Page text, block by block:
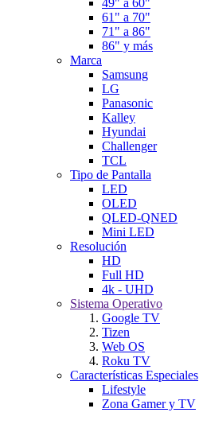
49" a 60"
61" a 70"
71" a 86"
86" y más
Marca
Samsung
LG
Panasonic
Kalley
Hyundai
Challenger
TCL
Tipo de Pantalla
LED
OLED
QLED-QNED
Mini LED
Resolución
HD
Full HD
4k - UHD
Sistema Operativo
Google TV
Tizen
Web OS
Roku TV
Características Especiales
Lifestyle
Zona Gamer y TV